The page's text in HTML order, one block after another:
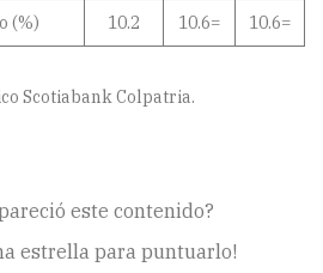
(%) 10.2 10.6= 10.6=
Scotiabank Colpatria.
este contenido?
estrella para puntuarlo!